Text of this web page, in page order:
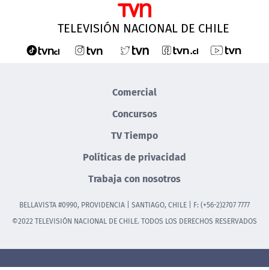
TELEVISIÓN NACIONAL DE CHILE
Comercial
Concursos
TV Tiempo
Políticas de privacidad
Trabaja con nosotros
BELLAVISTA #0990, PROVIDENCIA | SANTIAGO, CHILE | F: (+56-2)2707 7777
©2022 TELEVISIÓN NACIONAL DE CHILE. TODOS LOS DERECHOS RESERVADOS